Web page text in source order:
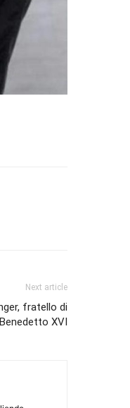
Next article
fratello di
Benedetto XVI